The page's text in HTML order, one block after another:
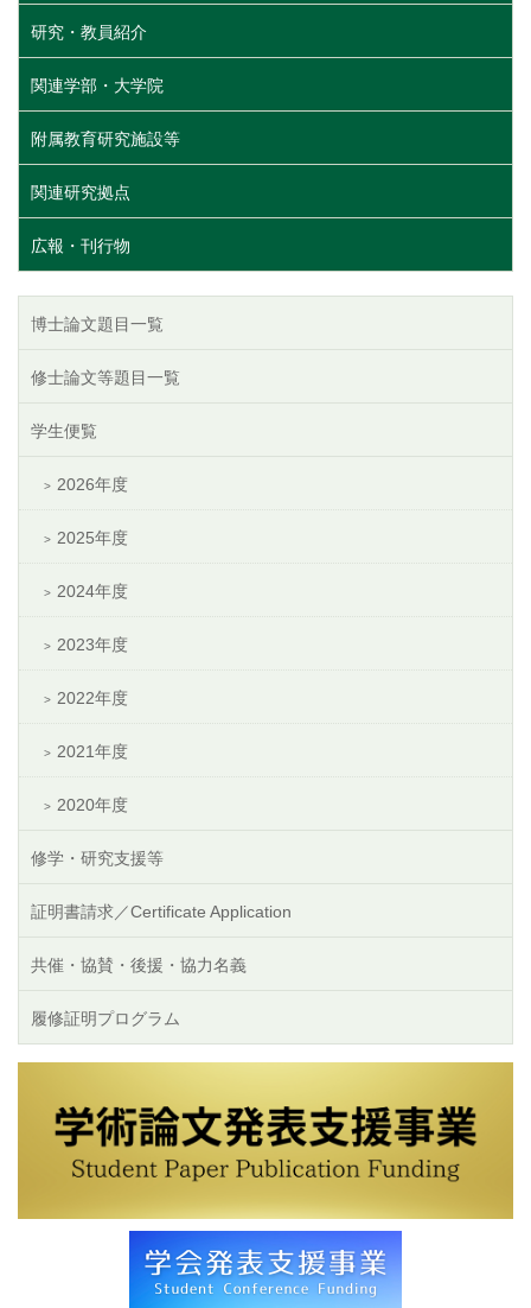
研究・教員紹介
関連学部・大学院
附属教育研究施設等
関連研究拠点
広報・刊行物
博士論文題目一覧
修士論文等題目一覧
学生便覧
2026年度
2025年度
2024年度
2023年度
2022年度
2021年度
2020年度
修学・研究支援等
証明書請求／Certificate Application
共催・協賛・後援・協力名義
履修証明プログラム